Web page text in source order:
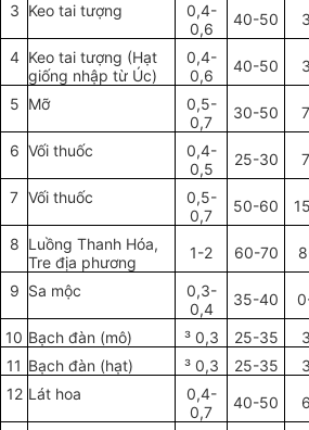
3 Keo tai tượng
0,4-
0,6
40-50
4 Keo tai tượng (Hạt
giống nhập từ Úc)
0,4-
0,6
40-50
5 Mỡ
0,5-
0,7
30-50
6 Vối thuốc
0,4-
0,5
25-30
7 Vối thuốc
0,5-
0,7
50-60
8 Luồng Thanh Hóa,
Tre địa phương
1-2 60-70
9 Sa mộc
0,3-
0,4
35-40
10 Bạch đàn (mô) ³ 0,3 25-35
11 Bạch đàn (hạt) ³ 0,3 25-35
12 Lát hoa
0,4-
0,7
40-50